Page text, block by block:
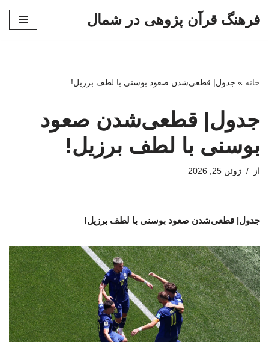
فرهنگ قرآن پژوهی در شمال
خانه » جدول| قطعی‌شدن صعود بوسنی با لطف برزیل!
جدول| قطعی‌شدن صعود
بوسنی با لطف برزیل!
از ژوئن 25, 2026
جدول| قطعی‌شدن صعود بوسنی با لطف برزیل!